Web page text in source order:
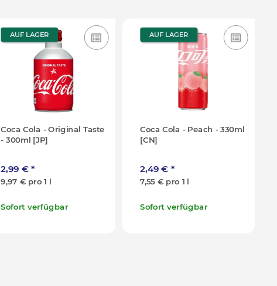
AUF LAGER
Coca Cola - Original Taste
- 300ml [JP]
2,99 € *
9,97 € pro 1 l
Sofort verfügbar
AUF LAGER
Coca Cola - Peach - 330ml
[CN]
2,49 € *
7,55 € pro 1 l
Sofort verfügbar